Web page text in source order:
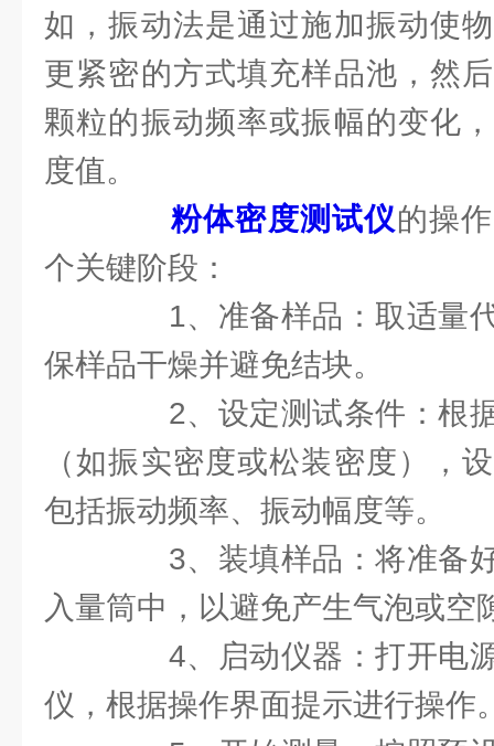
如，振动法是通过施加振动使
更紧密的方式填充样品池，然
颗粒的振动频率或振幅的变化
度值。
粉体密度测试仪的操
个关键阶段：
1、准备样品：取适量代
保样品干燥并避免结块。
2、设定测试条件：根据
（如振实密度或松装密度），
包括振动频率、振动幅度等。
3、装填样品：将准备好
入量筒中，以避免产生气泡或空
4、启动仪器：打开电源
仪，根据操作界面提示进行操作